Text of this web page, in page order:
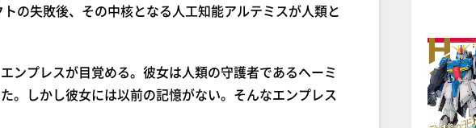
の失敗後、その中核となる人工知能アルテミスが人類と
ンプレスが目覚める。彼女は人類の守護者であるヘーミ
。しかし彼女には以前の記憶がない。そんなエンプレス